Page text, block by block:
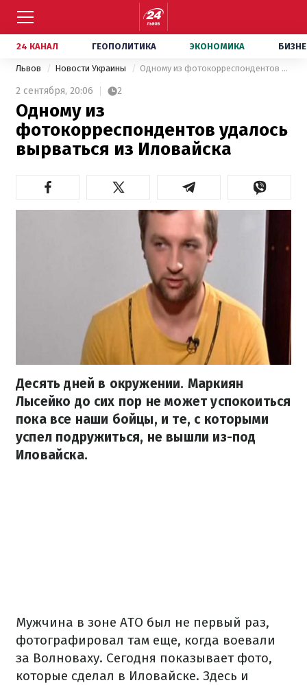
24 КАНАЛ ГЕОПОЛИТИКА ЭКОНОМИКА
Львов Новости Украины Одному из фотокорреспондентов удалось вырваться из Иловайска
2 сентября, 20:06 2
Одному из
фотокорреспондентов удалось
вырваться из Иловайска
Десять дней в окружении. Маркиян
Лысейко до сих пор не может успокоиться
пока все наши бойцы, и те, с которыми
успел подружиться, не вышли из-под
Иловайска.
Мужчина в зоне АТО был не первый раз,
фотографировал там еще, когда воевали
за Волноваху. Сегодня показывает фото,
которые сделал в Иловайске. Здесь и